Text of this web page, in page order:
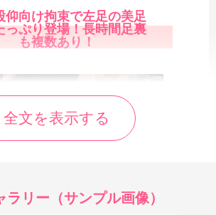
仰向け拘束で左足の美足
っぷり登場！長時間足裏
も複数あり！
全文を表示する
ラリー（サンプル画像）